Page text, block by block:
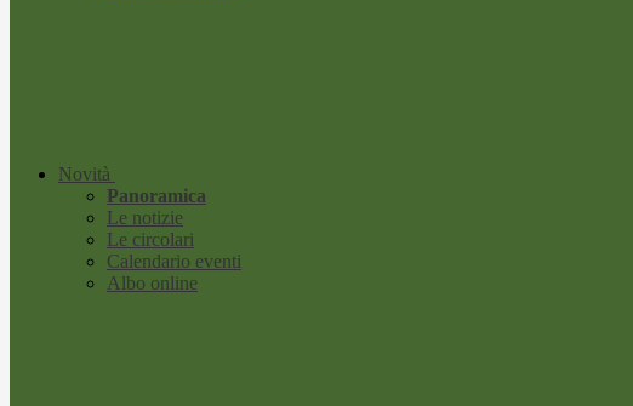
Novità
Panoramica
Le notizie
Le circolari
Calendario eventi
Albo online